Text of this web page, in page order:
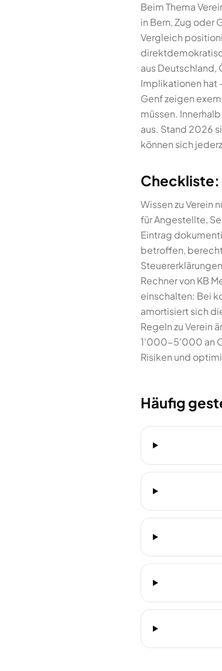
Beim Thema
in Bern, Zug oder
Vergleich
aus Deutschland,
Implikationen hat
Genf zeigen
müssen.
aus. Stand 2026
können sich
Checkliste:
Wissen zu Verein
für Angestellte,
Eintrag
betroffen,
Rechner von KB
einschalten: Bei
amortisiert sich
Regeln zu Verein
1'000-5'000 an
Risiken und
Häufig